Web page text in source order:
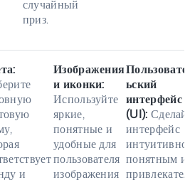
случайный
приз.
и
Изображения
и иконки:
Используйте
яркие,
понятные и
удобные для
пользователя
изображения
ьский
интерфейс
(UI):
интерфейс
интуитивно
понятным и